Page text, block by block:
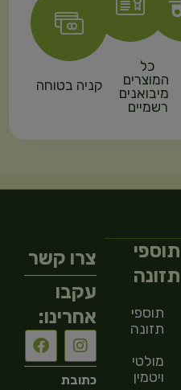
כל
המוצרים
מיבואנים
רשמיים
קניה בטוחה
תוספי
תזונה
תוספי
תזונה
מולטי
ויטמין
צרו קשר
עקבו
אחרינו:
כתובת